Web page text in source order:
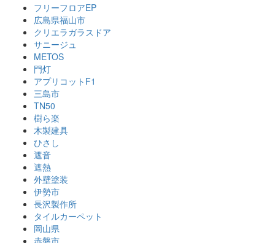
フリーフロアEP
広島県福山市
クリエラガラスドア
サニージュ
METOS
門灯
アプリコットF1
三島市
TN50
樹ら楽
木製建具
ひさし
遮音
遮熱
外壁塗装
伊勢市
長沢製作所
タイルカーペット
岡山県